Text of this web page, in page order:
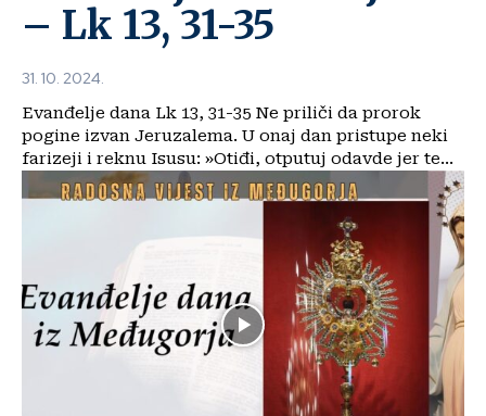
– Lk 13, 31-35
31. 10. 2024.
Evanđelje dana Lk 13, 31-35 Ne priliči da prorok
pogine izvan Jeruzalema. U onaj dan pristupe neki
farizeji i reknu Isusu: »Otiđi, otputuj odavde jer te...